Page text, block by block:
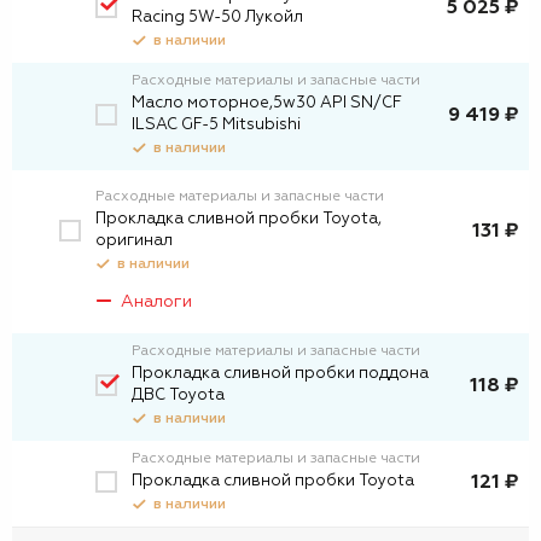
Racing 5W-50 Лукойл
в наличии
5 025 ₽
Расходные материалы и запасные части
Масло моторное,5w30 API SN/CF
ILSAC GF-5 Mitsubishi
в наличии
9 419 ₽
Расходные материалы и запасные части
Прокладка сливной пробки Toyota,
оригинал
в наличии
131 ₽
Аналоги
Расходные материалы и запасные части
Прокладка сливной пробки поддона
ДВС Toyota
в наличии
118 ₽
Расходные материалы и запасные части
Прокладка сливной пробки Toyota
в наличии
121 ₽